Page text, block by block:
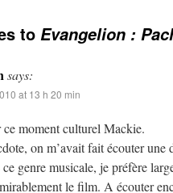
to Evangelion :
says:
at 13 h 20 min
moment culturel Mackie.
on m’avait fait écouter
ce genre musicale, je préfère
le film. A écouter